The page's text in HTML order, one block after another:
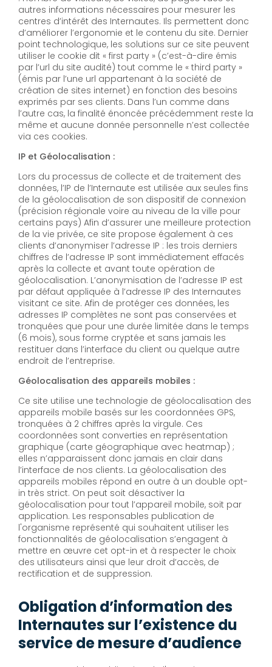
autres informations nécessaires pour mesurer les
centres d’intérêt des Internautes. Ils permettent donc
d’améliorer l’ergonomie et le contenu du site. Dernier
point technologique, les solutions sur ce site peuvent
utiliser le cookie dit « first party » (c’est-à-dire émis
par l’url du site audité) tout comme le « third party »
(émis par l’une url appartenant à la société de
création de sites internet) en fonction des besoins
exprimés par ses clients. Dans l’un comme dans
l’autre cas, la finalité énoncée précédemment reste la
même et aucune donnée personnelle n’est collectée
via ces cookies.
IP et Géolocalisation :
Lors du processus de collecte et de traitement des
données, l’IP de l’Internaute est utilisée aux seules fins
de la géolocalisation de son dispositif de connexion
(précision régionale voire au niveau de la ville pour
certains pays) Afin d’assurer une meilleure protection
de la vie privée, ce site propose également à ces
clients d’anonymiser l’adresse IP : les trois derniers
chiffres de l’adresse IP sont immédiatement effacés
après la collecte et avant toute opération de
géolocalisation. L’anonymisation de l’adresse IP est
par défaut appliquée à l’adresse IP des Internautes
visitant ce site. Afin de protéger ces données, les
adresses IP complètes ne sont pas conservées et
tronquées que pour une durée limitée dans le temps
(6 mois), sous forme cryptée et sans jamais les
restituer dans l’interface du client ou quelque autre
endroit de l’entreprise.
Géolocalisation des appareils mobiles :
Ce site utilise une technologie de géolocalisation des
appareils mobile basés sur les coordonnées GPS,
tronquées à 2 chiffres après la virgule. Ces
coordonnées sont converties en représentation
graphique (carte géographique avec heatmap) ;
elles n’apparaissent donc jamais en clair dans
l’interface de nos clients. La géolocalisation des
appareils mobiles répond en outre à un double opt-
in très strict. On peut soit désactiver la
géolocalisation pour tout l’appareil mobile, soit par
application. Les responsables publication de
l'organisme représenté qui souhaitent utiliser les
fonctionnalités de géolocalisation s’engagent à
mettre en œuvre cet opt-in et à respecter le choix
des utilisateurs ainsi que leur droit d’accès, de
rectification et de suppression.
Obligation d’information des
Internautes sur l’existence du
service de mesure d’audience